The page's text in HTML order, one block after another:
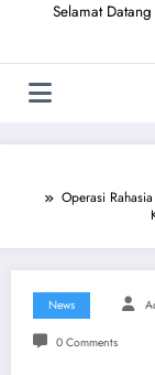
Selamat
Operasi
News
0 Comments